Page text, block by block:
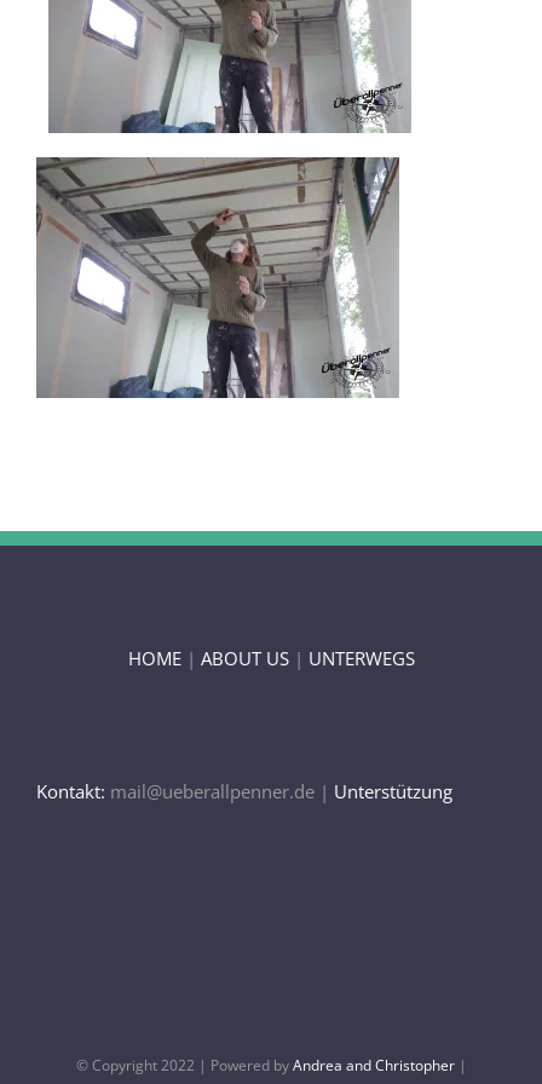
IMPRESSUM
UNTERWEGS
FAHRZEUG UND TECHNIK
WISSENSWERTES
ÜBER UNS
HOME| ABOUT US| UNTERWEGS
Kontakt: mail@ueberallpenner.de | Unterstützung
© Copyright 2022 | Powered byAndrea and Christopher|